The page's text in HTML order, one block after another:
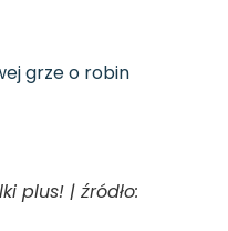
plus! | źródło: